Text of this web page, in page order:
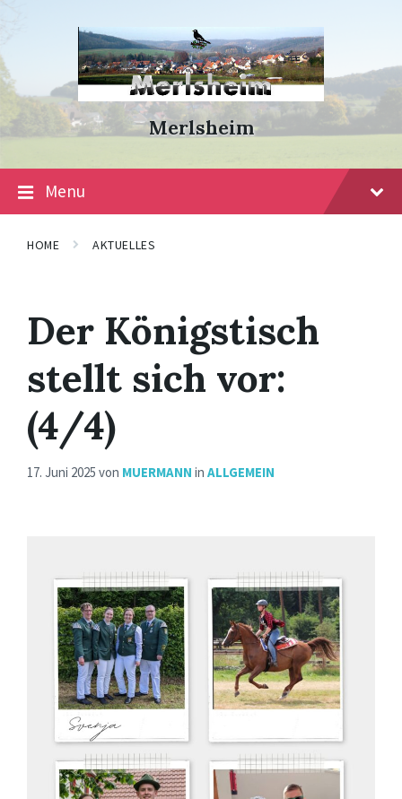
navigation
Merlsheim
Menu
HOME AKTUELLES
Der Königstisch
stellt sich vor:
(4/4)
17. Juni 2025 von MUERMANN in ALLGEMEIN